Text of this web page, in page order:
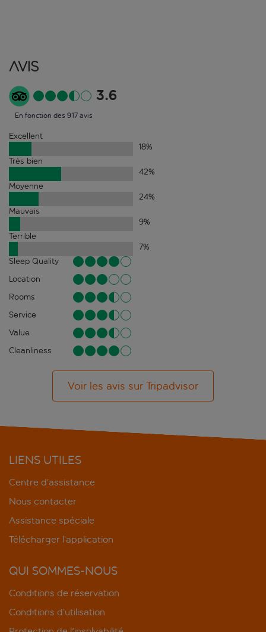
Avis
3.6
En fonction des 917 avis
Excellent
18%
Très bien
42%
Moyenne
24%
Mauvais
9%
Terrible
7%
Sleep Quality
Location
Rooms
Service
Value
Cleanliness
Voir les avis sur Tripadvisor
LIENS UTILES
Centre d’assistance
Nous contacter
Assistance spéciale
Télécharger l’application
QUI SOMMES-NOUS
Conditions de réservation
Conditions d’utilisation